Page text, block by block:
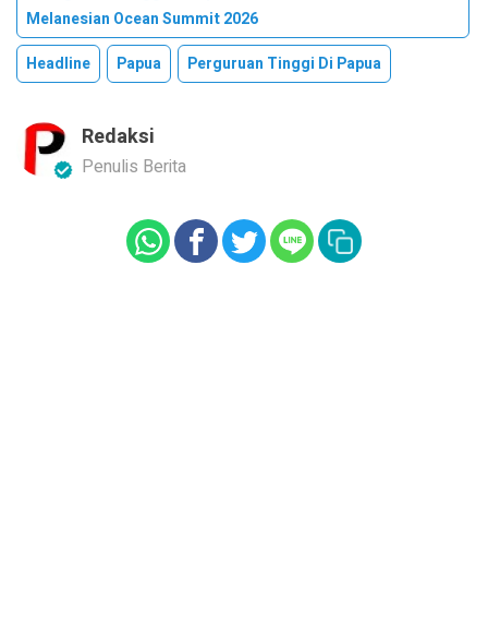
Melanesian Ocean Summit 2026
Headline
Papua Perguruan Tinggi Di Papua
Redaksi
Penulis Berita